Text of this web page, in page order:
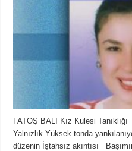
FATOŞ BALI Kız Kulesi
Yalnızlık Yüksek tonda
düzenin İştahsız akıntısı